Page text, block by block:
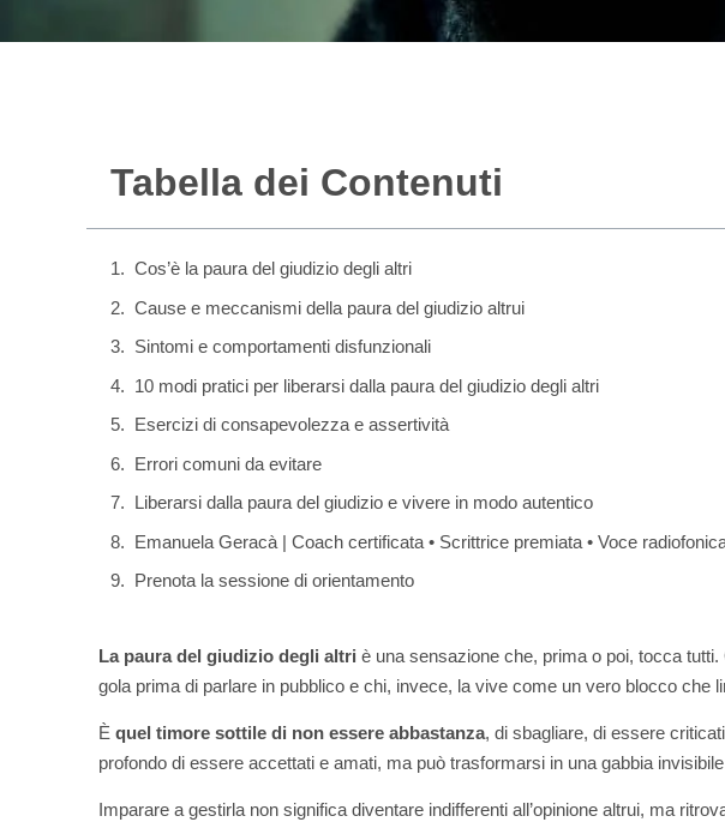
Tabella dei Contenuti
Cos’è la paura del giudizio degli altri
Cause e meccanismi della paura del giudizio altrui
Sintomi e comportamenti disfunzionali
10 modi pratici per liberarsi dalla paura del giudizio degli altri
Esercizi di consapevolezza e assertività
Errori comuni da evitare
Liberarsi dalla paura del giudizio e vivere in modo autentico
Emanuela Geracà | Coach certificata • Scrittrice premiata • Voce
Prenota la sessione di orientamento
La paura del giudizio degli altri è una sensazione che, prima o poi, tocca
gola prima di parlare in pubblico e chi, invece, la vive come un vero blocco che
È quel timore sottile di non essere abbastanza, di sbagliare, di essere
profondo di essere accettati e amati, ma può trasformarsi in una gabbia
Imparare a gestirla non significa diventare indifferenti all’opinione altrui, ma